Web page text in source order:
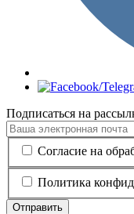
Подписаться на
Согласие на
Политика
Отправить